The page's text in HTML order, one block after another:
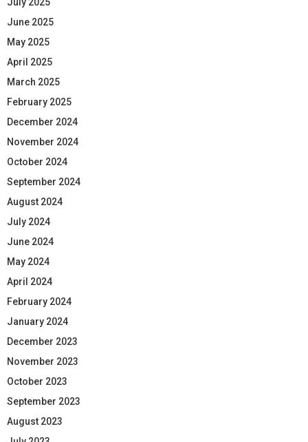
June 2025
May 2025
April 2025
March 2025
February 2025
December 2024
November 2024
October 2024
September 2024
August 2024
July 2024
June 2024
May 2024
April 2024
February 2024
January 2024
December 2023
November 2023
October 2023
September 2023
August 2023